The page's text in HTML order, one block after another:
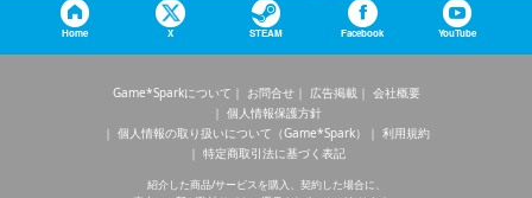
Home X STEAM Facebook YouTube
Game*Sparkについて お問合せ 広告掲載
会社概要
個人情報保護方針
個人情報の取り扱いについて（Game*Spark）
利用規約
特定商取引法に基づく表記
紹介した商品/サービスを購入、契約した場合に、